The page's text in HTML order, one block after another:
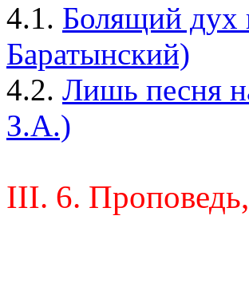
4.1. Болящий дух
Баратынский)
4.2. Лишь песня
З.А.)
III. 6.